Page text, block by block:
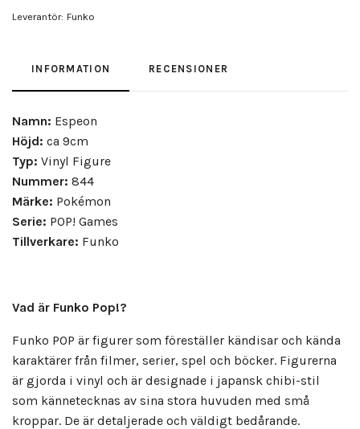
Leverantör: Funko
INFORMATION RECENSIONER
Namn: Espeon
Höjd: ca 9cm
Typ: Vinyl Figure
Nummer: 844
Märke: Pokémon
Serie: POP! Games
Tillverkare: Funko
Vad är Funko Pop!?
Funko POP är figurer som föreställer kändisar och kända
karaktärer från filmer, serier, spel och böcker. Figurerna
är gjorda i vinyl och är designade i japansk chibi-stil
som kännetecknas av sina stora huvuden med små
kroppar. De är detaljerade och väldigt bedårande.